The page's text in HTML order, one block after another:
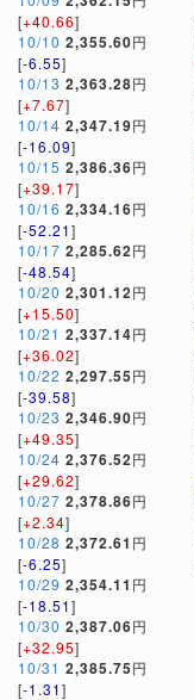
[+40.66]
10/10 2,355.60円
[-6.55]
10/13 2,363.28円
[+7.67]
10/14 2,347.19円
[-16.09]
10/15 2,386.36円
[+39.17]
10/16 2,334.16円
[-52.21]
10/17 2,285.62円
[-48.54]
10/20 2,301.12円
[+15.50]
10/21 2,337.14円
[+36.02]
10/22 2,297.55円
[-39.58]
10/23 2,346.90円
[+49.35]
10/24 2,376.52円
[+29.62]
10/27 2,378.86円
[+2.34]
10/28 2,372.61 円
[-6.25]
10/29 2,354.11 円
[-18.51]
10/30 2,387.06円
[+32.95]
10/31 2,385.75円
[-1.31]